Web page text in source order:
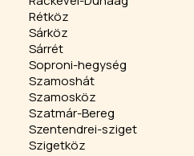
Rétköz
Sárköz
Sárrét
Soproni-hegység
Szamoshát
Szamosköz
Szatmár-Bereg
Szentendrei-sziget
Szigetköz